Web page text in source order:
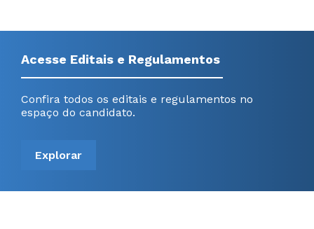
Acesse Editais e Regulamentos
Confira todos os editais e regulamentos no
espaço do candidato.
Explorar